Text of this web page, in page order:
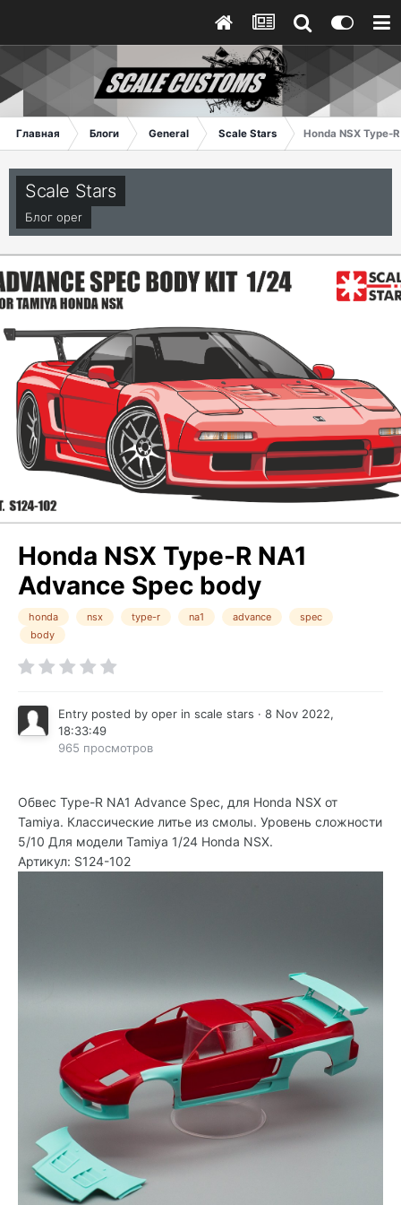
Главная Блоги General Scale Stars Honda NSX Type-
Scale Stars
Блог oper
Honda NSX Type-R NA1
Advance Spec body
honda nsx type-r na1 advance
spec
body
Entry posted by oper in scale stars · 8 Nov 2022,
18:33:49
965 просмотров
Обвес Type-R NA1 Advance Spec, для Honda NSX от
Tamiya. Классические литье из смолы. Уровень сложности
5/10 Для модели Tamiya 1/24 Honda NSX.
Артикул: S124-102